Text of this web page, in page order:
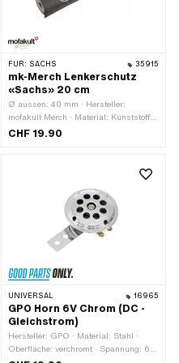
FÜR: SACHS 35915
mk-Merch Lenkerschutz
«Sachs» 20 cm
Ø aussen: 40 mm · Hersteller:
mofakult Merch · Material: Kunststoff ·
Material: Schaumstoff · Farbe:
CHF 19.90
UNIVERSAL 16965
GPO Horn 6V Chrom (DC -
Gleichstrom)
Hersteller: GPO · Material: Stahl ·
Oberfläche: verchromt · Spannung: 6 V